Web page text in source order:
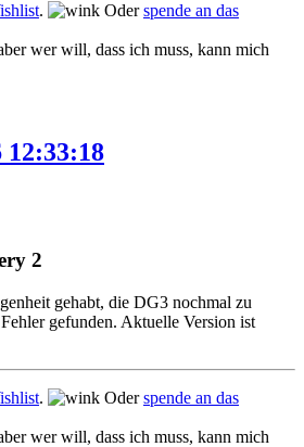
. Oderspende an das
wer will, dass ich muss, kann mich
12:33:18
2
gehabt, die DG3 nochmal zu
gefunden. Aktuelle Version ist
. Oderspende an das
wer will, dass ich muss, kann mich